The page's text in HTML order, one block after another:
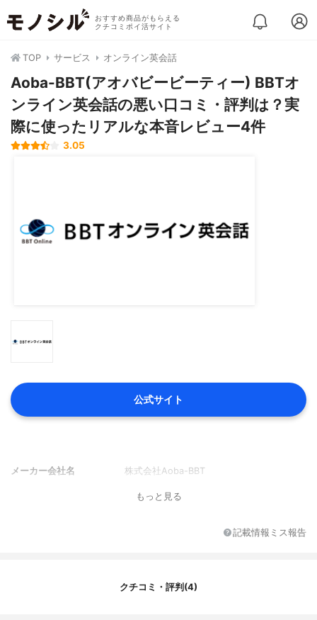
おすすめ商品がもらえる
クチコミポイ活サイト
TOP サービス オンライン英会話
Aoba-BBT(アオバビービーティー) BBTオ
ンライン英会話の悪い口コミ・評判は？実
際に使ったリアルな本音レビュー4件
3.05
公式サイト
メーカー会社名 株式会社Aoba-BBT
もっと見る
記載情報ミス報告
クチコミ・評判(4)